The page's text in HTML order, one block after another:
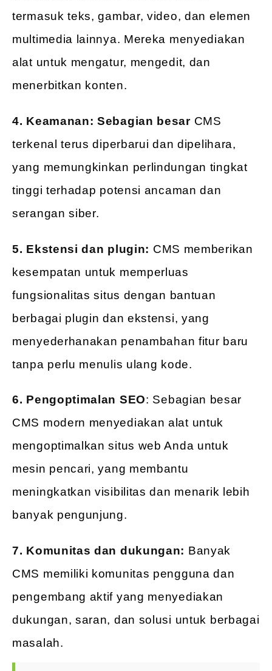
termasuk teks, gambar, video, dan elemen
multimedia lainnya. Mereka menyediakan
alat untuk mengatur, mengedit, dan
menerbitkan konten.
4. Keamanan: Sebagian besarCMS
terkenal terus diperbarui dan dipelihara,
yang memungkinkan perlindungan tingkat
tinggi terhadap potensi ancaman dan
serangan siber.
5. Ekstensi dan plugin: CMS memberikan
kesempatan untuk memperluas
fungsionalitas situs dengan bantuan
berbagai plugin dan ekstensi, yang
menyederhanakan penambahan fitur baru
tanpa perlu menulis ulang kode.
6. Pengoptimalan SEO: Sebagian besar
CMS modern menyediakan alat untuk
mengoptimalkan situs web Anda untuk
mesin pencari, yang membantu
meningkatkan visibilitas dan menarik lebih
banyak pengunjung.
7. Komunitas dan dukungan: Banyak
CMS memiliki komunitas pengguna dan
pengembang aktif yang menyediakan
dukungan, saran, dan solusi untuk berbagai
masalah.